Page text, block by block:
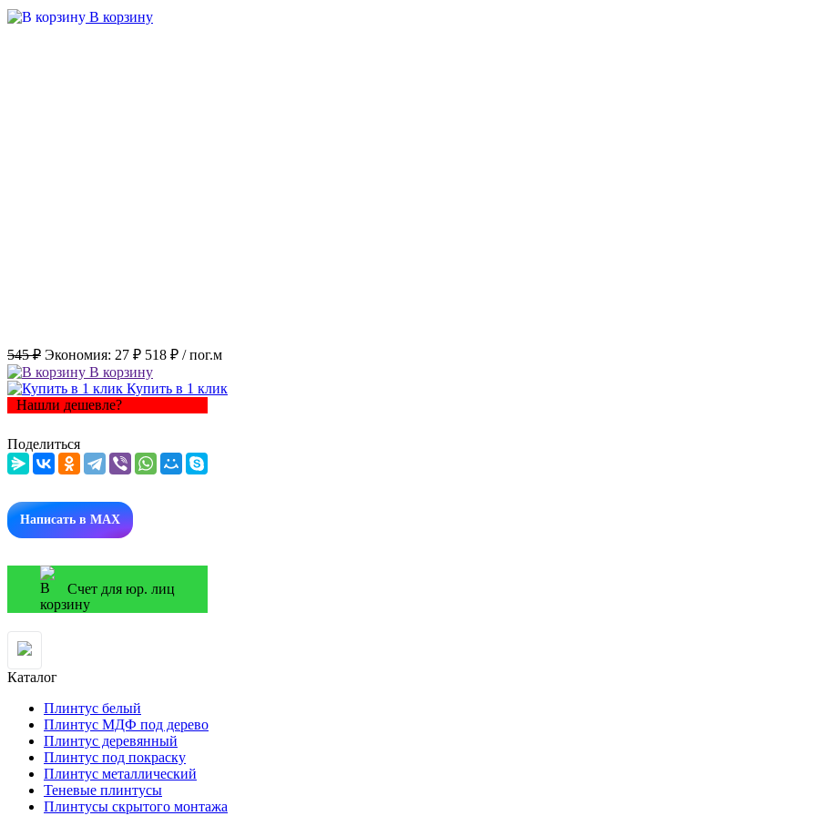
В корзину
545 ₽ Экономия: 27 ₽ 518 ₽ / пог.м
В корзину
Купить в 1 клик
Нашли дешевле?
Поделиться
Написать в MAX
Счет для юр. лиц
Каталог
Плинтус белый
Плинтус МДФ под дерево
Плинтус деревянный
Плинтус под покраску
Плинтус металлический
Теневые плинтусы
Плинтусы скрытого монтажа